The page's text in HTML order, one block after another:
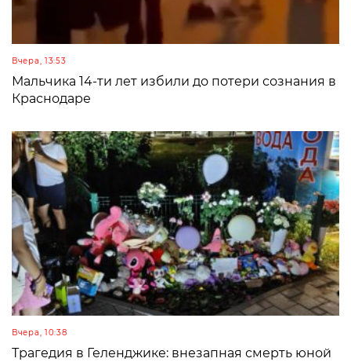
Вчера, 13:53
Мальчика 14-ти лет избили до потери сознания в
Краснодаре
Вчера, 10:38
Трагедия в Геленджике: внезапная смерть юной